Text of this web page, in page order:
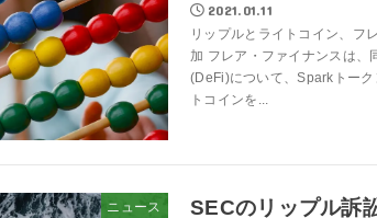
2021.01.11
リップルとライトコイン、フ
加 フレア・ファイナンスは、
(DeFi)について、Sparkトー
トコインを...
ニュース
SECのリップル訴